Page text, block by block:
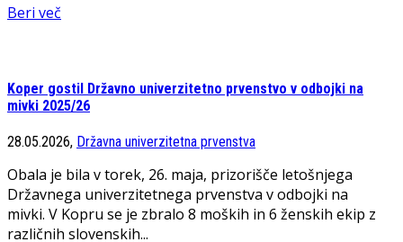
Beri več
Koper gostil Državno univerzitetno prvenstvo v odbojki na
mivki 2025/26
28.05.2026, Državna univerzitetna prvenstva
Obala je bila v torek, 26. maja, prizorišče letošnjega
Državnega univerzitetnega prvenstva v odbojki na
mivki. V Kopru se je zbralo 8 moških in 6 ženskih ekip z
različnih slovenskih...